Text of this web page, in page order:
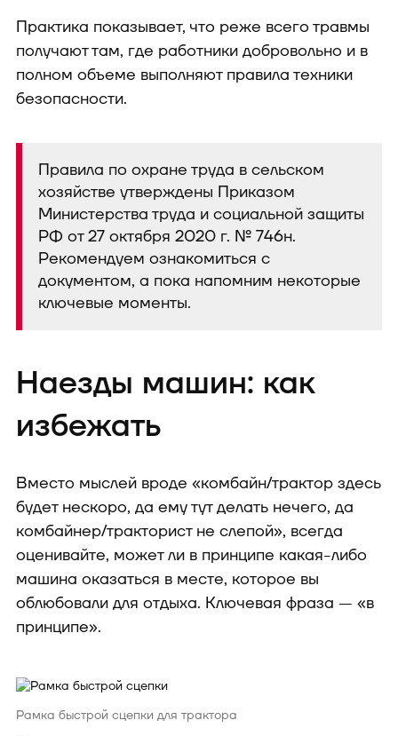
Практика показывает, что реже всего травмы
получают там, где работники добровольно и в
полном объеме выполняют правила техники
безопасности.
Правила по охране труда в сельском
хозяйстве утверждены Приказом
Министерства труда и социальной защиты
РФ от 27 октября 2020 г. № 746н.
Рекомендуем ознакомиться с
документом, а пока напомним некоторые
ключевые моменты.
Наезды машин: как
избежать
Вместо мыслей вроде «комбайн/трактор здесь
будет нескоро, да ему тут делать нечего, да
комбайнер/тракторист не слепой», всегда
оценивайте, может ли в принципе какая-либо
машина оказаться в месте, которое вы
облюбовали для отдыха. Ключевая фраза — «в
принципе».
Рамка быстрой сцепки для трактора